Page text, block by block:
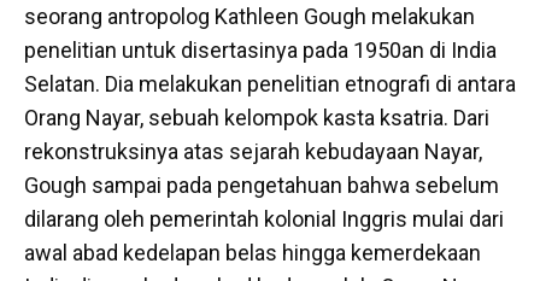
seorang antropolog Kathleen Gough melakukan
penelitian untuk disertasinya pada 1950an di India
Selatan. Dia melakukan penelitian etnografi di antara
Orang Nayar, sebuah kelompok kasta ksatria. Dari
rekonstruksinya atas sejarah kebudayaan Nayar,
Gough sampai pada pengetahuan bahwa sebelum
dilarang oleh pemerintah kolonial Inggris mulai dari
awal abad kedelapan belas hingga kemerdekaan